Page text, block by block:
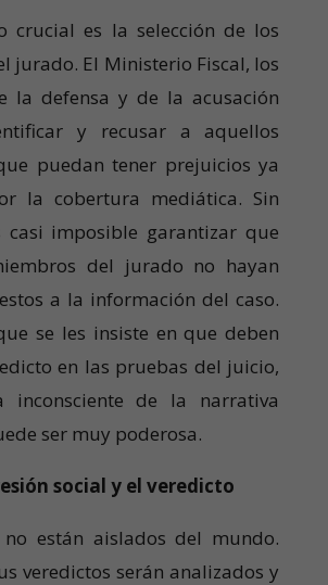
crucial es la selección de los
jurado. El Ministerio Fiscal, los
la defensa y de la acusación
y recusar a aquellos
puedan tener prejuicios ya
la cobertura mediática. Sin
casi imposible garantizar que
del jurado no hayan
a la información del caso.
se les insiste en que deben
en las pruebas del juicio,
inconsciente de la narrativa
ser muy poderosa.
social y el veredicto
están aislados del mundo.
veredictos serán analizados y